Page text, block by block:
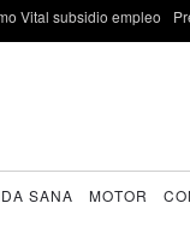
Vital subsidio empleo
SANA MOTOR